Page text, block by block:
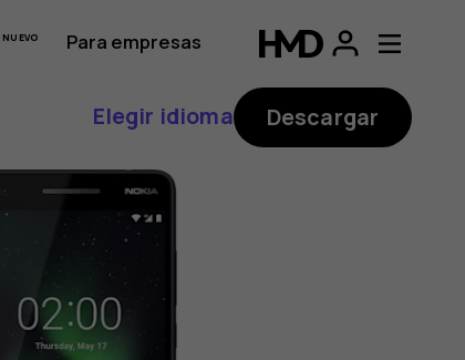
Para empresas
Elegir idioma Descargar